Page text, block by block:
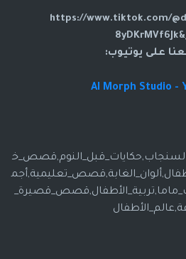
https://www.tiktok.com/
على يوتيوب:
AI Morph Studio -